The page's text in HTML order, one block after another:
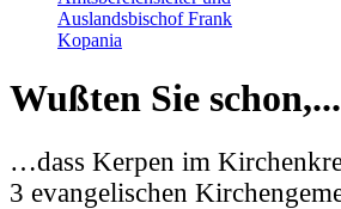
Auslandsbischof Frank
Kopania
Wußten Sie
…dass Kerpen im
3 evangelischen